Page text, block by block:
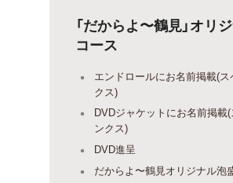
「だからよ〜鶴見」オリ
コース
エンドロールにお名前掲載(
クス)
DVDジャケットにお名前掲載
ンクス)
DVD進呈
だからよ〜鶴見オリジナル泡